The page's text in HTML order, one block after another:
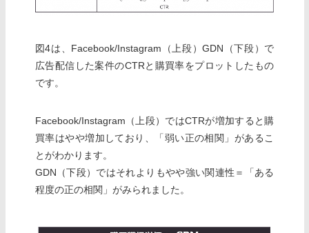
図4は、Facebook/Instagram（上段）GDN（下段）で
広告配信した案件のCTRと購買率をプロットしたもの
です。
Facebook/Instagram（上段）ではCTRが増加すると購
買率はやや増加しており、「弱い正の相関」があるこ
とがわかります。
GDN（下段）ではそれよりもやや強い関連性＝「ある
程度の正の相関」がみられました。